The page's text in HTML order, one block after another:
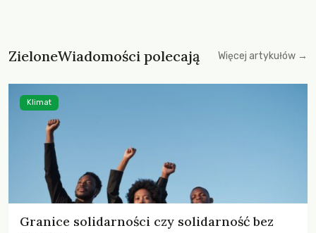
ZieloneWiadomości polecają Więcej artykułów →
Granice solidarności czy solidarność bez
Klimat